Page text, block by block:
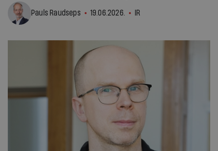
Pauls Raudseps 19.06.2026. IR